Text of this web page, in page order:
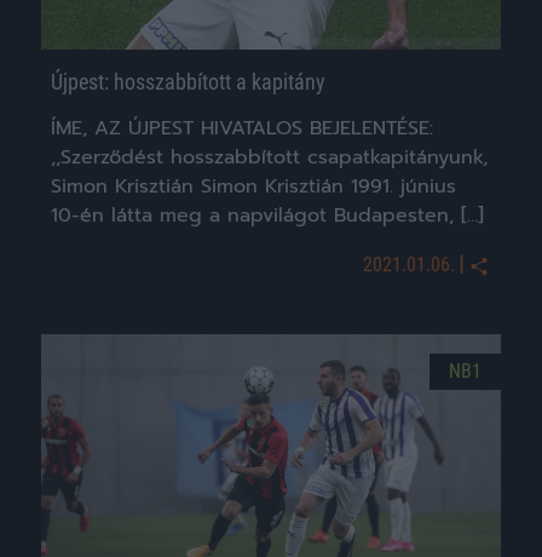
Újpest: hosszabbított a kapitány
ÍME, AZ ÚJPEST HIVATALOS BEJELENTÉSE:
,,Szerződést hosszabbított csapatkapitányunk,
Simon Krisztián Simon Krisztián 1991. június
10-én látta meg a napvilágot Budapesten, […]
2021.01.06. |
NB1